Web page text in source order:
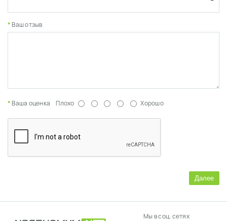
Ваш отзыв
Ваша оценка Плохо Хорошо
Далее
Мы в соц. сетях